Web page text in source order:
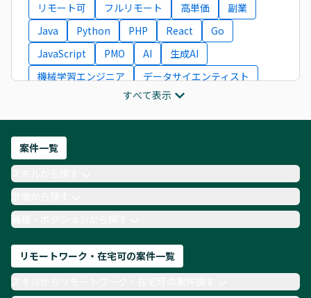
リモート可 フルリモート 高単価
副業
Java
Python PHP React
Go
JavaScript
PMO AI
生成AI
機械学習エンジニア
データサイエンティスト
ITコンサルタント
フロントエンドエンジニア
ネットワークエンジニア
AIエンジニア
Webデザイナー
月収100万円 業務委託
COBOL
Ruby
TypeScript
Laravel AWS
すべて表示
案件一覧
単価から探す
職種・ポジションから探す
リモートワーク・在宅可の案件一覧